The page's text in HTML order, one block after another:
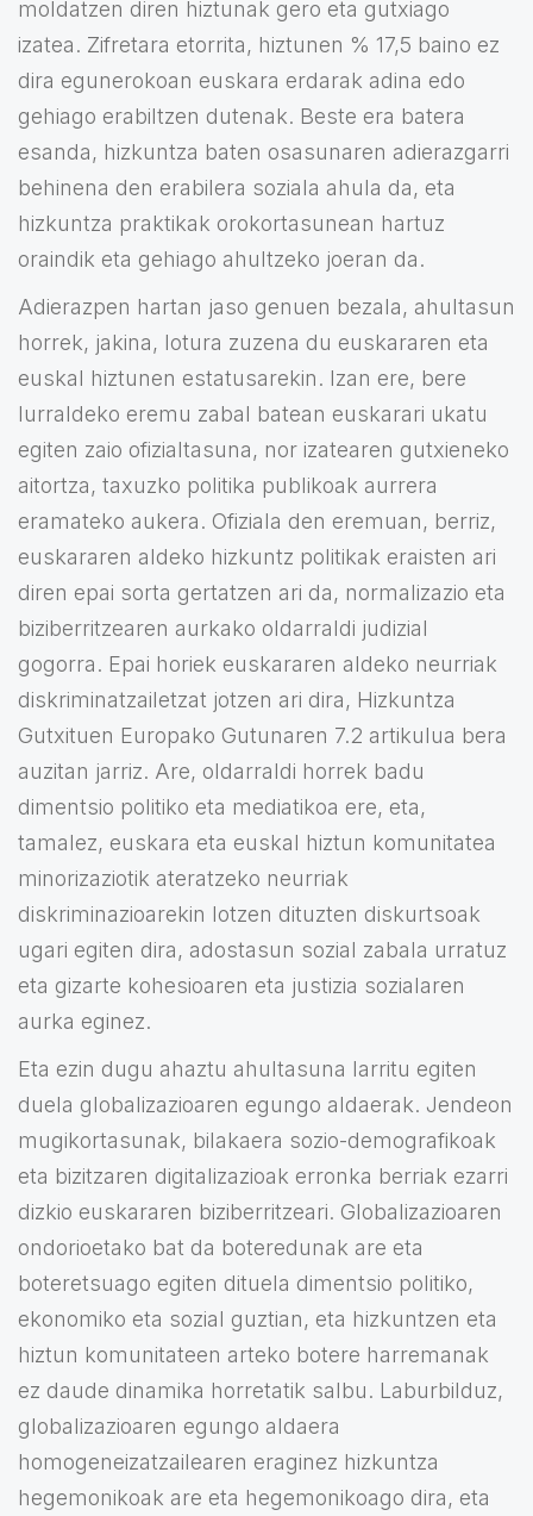
moldatzen diren hiztunak gero eta gutxiago
izatea. Zifretara etorrita, hiztunen % 17,5 baino ez
dira egunerokoan euskara erdarak adina edo
gehiago erabiltzen dutenak. Beste era batera
esanda, hizkuntza baten osasunaren adierazgarri
behinena den erabilera soziala ahula da, eta
hizkuntza praktikak orokortasunean hartuz
oraindik eta gehiago ahultzeko joeran da.
Adierazpen hartan jaso genuen bezala, ahultasun
horrek, jakina, lotura zuzena du euskararen eta
euskal hiztunen estatusarekin. Izan ere, bere
lurraldeko eremu zabal batean euskarari ukatu
egiten zaio ofizialtasuna, nor izatearen gutxieneko
aitortza, taxuzko politika publikoak aurrera
eramateko aukera. Ofiziala den eremuan, berriz,
euskararen aldeko hizkuntz politikak eraisten ari
diren epai sorta gertatzen ari da, normalizazio eta
biziberritzearen aurkako oldarraldi judizial
gogorra. Epai horiek euskararen aldeko neurriak
diskriminatzailetzat jotzen ari dira, Hizkuntza
Gutxituen Europako Gutunaren 7.2 artikulua bera
auzitan jarriz. Are, oldarraldi horrek badu
dimentsio politiko eta mediatikoa ere, eta,
tamalez, euskara eta euskal hiztun komunitatea
minorizaziotik ateratzeko neurriak
diskriminazioarekin lotzen dituzten diskurtsoak
ugari egiten dira, adostasun sozial zabala urratuz
eta gizarte kohesioaren eta justizia sozialaren
aurka eginez.
Eta ezin dugu ahaztu ahultasuna larritu egiten
duela globalizazioaren egungo aldaerak. Jendeon
mugikortasunak, bilakaera sozio-demografikoak
eta bizitzaren digitalizazioak erronka berriak ezarri
dizkio euskararen biziberritzeari. Globalizazioaren
ondorioetako bat da boteredunak are eta
boteretsuago egiten dituela dimentsio politiko,
ekonomiko eta sozial guztian, eta hizkuntzen eta
hiztun komunitateen arteko botere harremanak
ez daude dinamika horretatik salbu. Laburbilduz,
globalizazioaren egungo aldaera
homogeneizatzailearen eraginez hizkuntza
hegemonikoak are eta hegemonikoago dira, eta